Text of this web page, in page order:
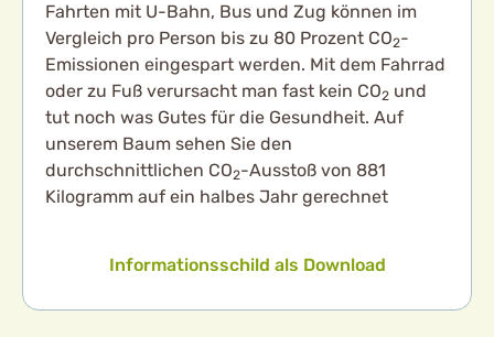
Fahrten mit U-Bahn, Bus und Zug können im
Vergleich pro Person bis zu 80 Prozent CO2-
Emissionen eingespart werden. Mit dem Fahrrad
oder zu Fuß verursacht man fast kein CO2 und
tut noch was Gutes für die Gesundheit. Auf
unserem Baum sehen Sie den
durchschnittlichen CO2-Ausstoß von 881
Kilogramm auf ein halbes Jahr gerechnet
Informationsschild als Download